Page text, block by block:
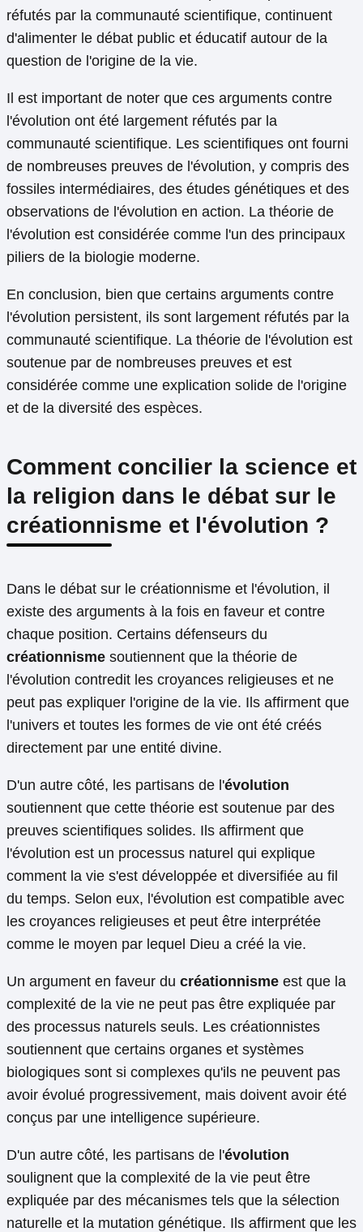
réfutés par la communauté scientifique, continuent
d'alimenter le débat public et éducatif autour de la
question de l'origine de la vie.
Il est important de noter que ces arguments contre
l'évolution ont été largement réfutés par la
communauté scientifique. Les scientifiques ont fourni
de nombreuses preuves de l'évolution, y compris des
fossiles intermédiaires, des études génétiques et des
observations de l'évolution en action. La théorie de
l'évolution est considérée comme l'un des principaux
piliers de la biologie moderne.
En conclusion, bien que certains arguments contre
l'évolution persistent, ils sont largement réfutés par la
communauté scientifique. La théorie de l'évolution est
soutenue par de nombreuses preuves et est
considérée comme une explication solide de l'origine
et de la diversité des espèces.
Comment concilier la science et
la religion dans le débat sur le
créationnisme et l'évolution ?
Dans le débat sur le créationnisme et l'évolution, il
existe des arguments à la fois en faveur et contre
chaque position. Certains défenseurs du
créationnisme soutiennent que la théorie de
l'évolution contredit les croyances religieuses et ne
peut pas expliquer l'origine de la vie. Ils affirment que
l'univers et toutes les formes de vie ont été créés
directement par une entité divine.
D'un autre côté, les partisans de l'évolution
soutiennent que cette théorie est soutenue par des
preuves scientifiques solides. Ils affirment que
l'évolution est un processus naturel qui explique
comment la vie s'est développée et diversifiée au fil
du temps. Selon eux, l'évolution est compatible avec
les croyances religieuses et peut être interprétée
comme le moyen par lequel Dieu a créé la vie.
Un argument en faveur du créationnisme est que la
complexité de la vie ne peut pas être expliquée par
des processus naturels seuls. Les créationnistes
soutiennent que certains organes et systèmes
biologiques sont si complexes qu'ils ne peuvent pas
avoir évolué progressivement, mais doivent avoir été
conçus par une intelligence supérieure.
D'un autre côté, les partisans de l'évolution
soulignent que la complexité de la vie peut être
expliquée par des mécanismes tels que la sélection
naturelle et la mutation génétique. Ils affirment que les